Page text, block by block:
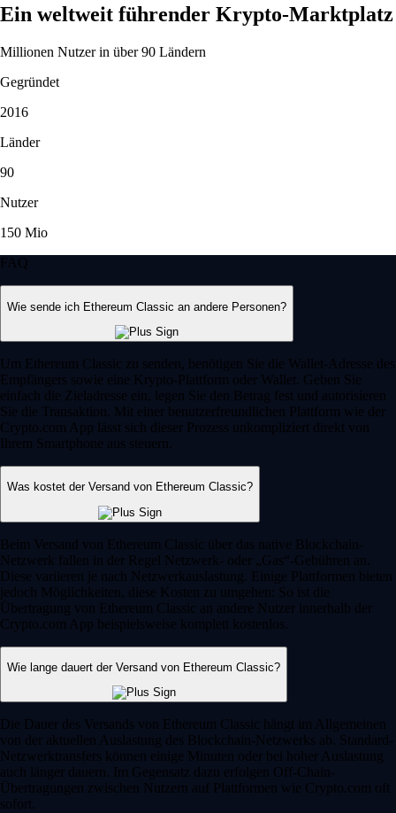
Ein weltweit führender Krypto-Marktplatz
Millionen Nutzer in über 90 Ländern
Gegründet
2016
Länder
90
Nutzer
150 Mio
FAQ
Wie sende ich Ethereum Classic an andere Personen?
Um Ethereum Classic zu senden, benötigen Sie die Wallet-Adresse des
Empfängers sowie eine Krypto-Plattform oder Wallet. Geben Sie
einfach die Zieladresse ein, legen Sie den Betrag fest und autorisieren
Sie die Transaktion. Mit einer benutzerfreundlichen Plattform wie der
Crypto.com App lässt sich dieser Prozess unkompliziert direkt von
Ihrem Smartphone aus steuern.
Was kostet der Versand von Ethereum Classic?
Beim Versand von Ethereum Classic über das native Blockchain-
Netzwerk fallen in der Regel Netzwerk- oder „Gas“-Gebühren an.
Diese variieren je nach Netzwerkauslastung. Einige Plattformen bieten
jedoch Möglichkeiten, diese Kosten zu umgehen: So ist die
Übertragung von Ethereum Classic an andere Nutzer innerhalb der
Crypto.com App beispielsweise komplett kostenlos.
Wie lange dauert der Versand von Ethereum Classic?
Die Dauer des Versands von Ethereum Classic hängt im Allgemeinen
von der aktuellen Auslastung des Blockchain-Netzwerks ab. Standard-
Netzwerktransfers können einige Minuten oder bei hoher Auslastung
auch länger dauern. Im Gegensatz dazu erfolgen Off-Chain-
Übertragungen zwischen Nutzern auf Plattformen wie Crypto.com oft
sofort.